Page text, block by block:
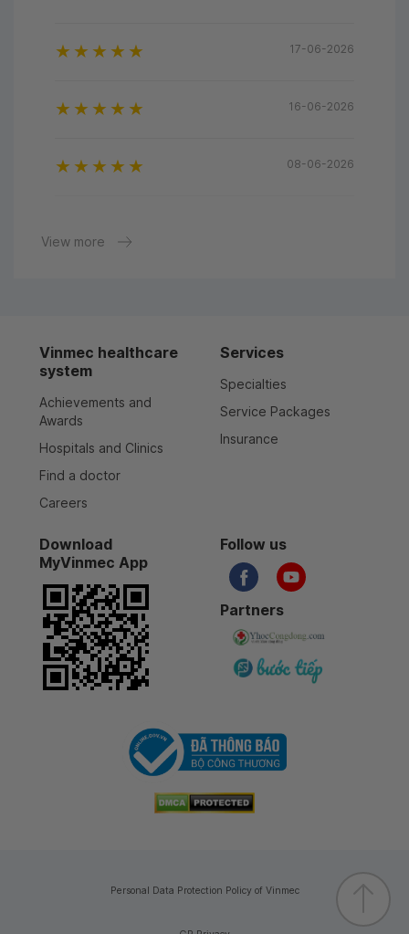
17-06-2026
16-06-2026
08-06-2026
25-04-2026
24-04-2026
View more
Vinmec healthcare
system
Achievements and
Awards
Hospitals and Clinics
Find a doctor
Careers
Services
Specialties
Service Packages
Insurance
Download
MyVinmec App
Follow us
Partners
Personal Data Protection Policy of Vinmec